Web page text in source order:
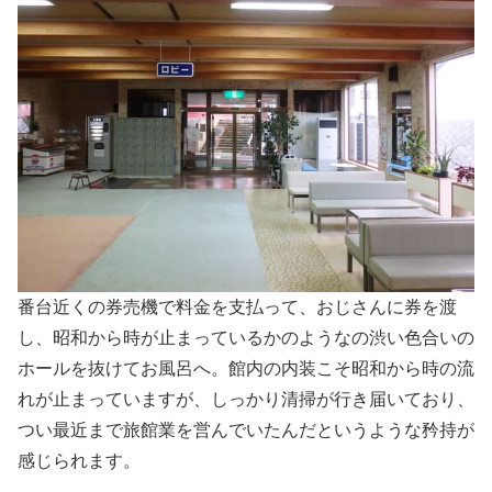
番台近くの券売機で料金を支払って、おじさんに券を渡
し、昭和から時が止まっているかのようなの渋い色合いの
ホールを抜けてお風呂へ。館内の内装こそ昭和から時の流
れが止まっていますが、しっかり清掃が行き届いており、
つい最近まで旅館業を営んでいたんだというような矜持が
感じられます。